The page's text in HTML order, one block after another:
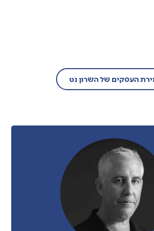
העסקים של השרון נט